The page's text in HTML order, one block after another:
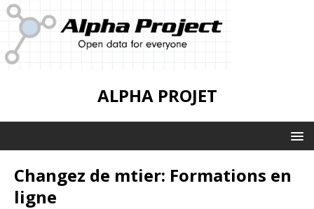
ALPHA PROJET
Changez de mtier: Formations en
ligne